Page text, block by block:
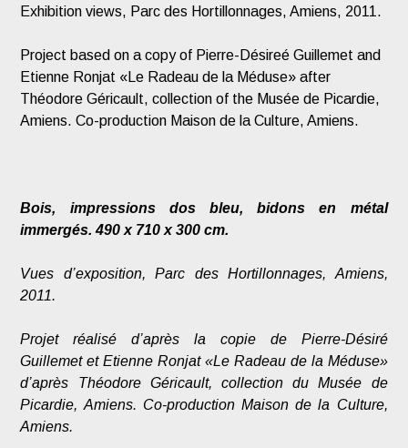
Exhibition views, Parc des Hortillonnages, Amiens, 2011.
Project based on a copy of Pierre-Désireé Guillemet and
Etienne Ronjat «Le Radeau de la Méduse» after
Théodore Géricault, collection of the Musée de Picardie,
Amiens. Co-production Maison de la Culture, Amiens.
Bois, impressions dos bleu, bidons en métal
immergés. 490 x 710 x 300 cm.
Vues d’exposition, Parc des Hortillonnages, Amiens,
2011.
Projet réalisé d’après la copie de Pierre-Désiré
Guillemet et Etienne Ronjat «Le Radeau de la Méduse»
d’après Théodore Géricault, collection du Musée de
Picardie, Amiens. Co-production Maison de la Culture,
Amiens.